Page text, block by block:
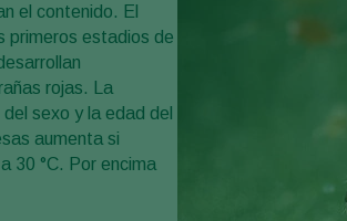
el contenido. El
primeros estadios de
rojas. La
sexo y la edad del
aumenta si
30 °C. Por encima